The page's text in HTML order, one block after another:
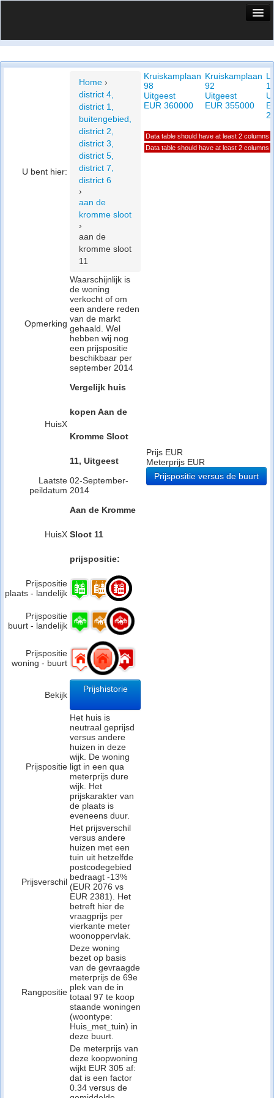
Vergelijk prijsposities - wijk
Cookie beleid
U bent hier:
Home ›
district 4,
district 1,
buitengebied,
district 2,
district 3,
district 5,
district 7,
district 6
›
aan de
kromme sloot
›
aan de
kromme sloot
11
Opmerking
Waarschijnlijk is
de woning
verkocht of om
een andere reden
van de markt
gehaald. Wel
hebben wij nog
een prijspositie
beschikbaar per
september 2014
HuisX
Vergelijk huis
kopen Aan de
Kromme Sloot
11, Uitgeest
Laatste
peildatum
02-September-
2014
HuisX
Aan de Kromme
Sloot 11
prijspositie:
Prijspositie
plaats - landelijk
Prijspositie
buurt - landelijk
Prijspositie
woning - buurt
Bekijk
Prijshistorie
Prijspositie
Het huis is
neutraal geprijsd
versus andere
huizen in deze
wijk. De woning
ligt in een qua
meterprijs dure
wijk. Het
prijskarakter van
de plaats is
eveneens duur.
Prijsverschil
Het prijsverschil
versus andere
huizen met een
tuin uit hetzelfde
postcodegebied
bedraagt -13%
(EUR 2076 vs
EUR 2381). Het
betreft hier de
vraagprijs per
vierkante meter
woonoppervlak.
Rangpositie
Deze woning
bezet op basis
van de gevraagde
meterprijs de 69e
plek van de in
totaal 97 te koop
staande woningen
(woontype:
Huis_met_tuin) in
deze buurt.
De meterprijs van
deze koopwoning
wijkt EUR 305 af:
dat is een factor
0.34 versus de
Kruiskamplaan
98
Uitgeest
EUR 360000
Kruiskamplaan
92
Uitgeest
EUR 355000
Data table should have at least 2 columns
Data table should have at least 2 columns
Prijs EUR
Meterprijs EUR
Prijspositie versus de buurt